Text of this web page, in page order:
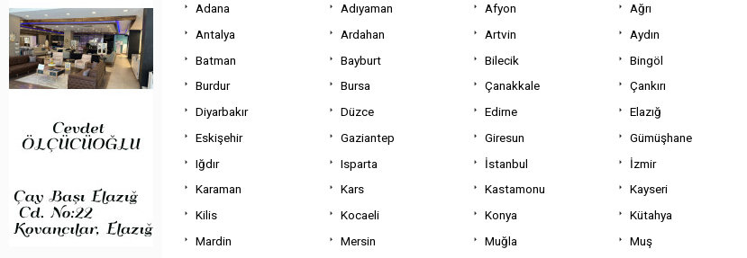
Adana Adıyaman Afyon Ağrı
Antalya
Ardahan Artvin Aydın
Batman
Bayburt Bilecik Bingöl
Burdur
Bursa Çanakkale Çankırı
Diyarbakır
Düzce Edirne Elazığ
Eskişehir
Gaziantep Giresun Gümüşhane
Iğdır
Isparta İstanbul İzmir
Karaman
Kars Kastamonu Kayseri
Kilis
Kocaeli Konya Kütahya
Mardin
Mersin Muğla Muş